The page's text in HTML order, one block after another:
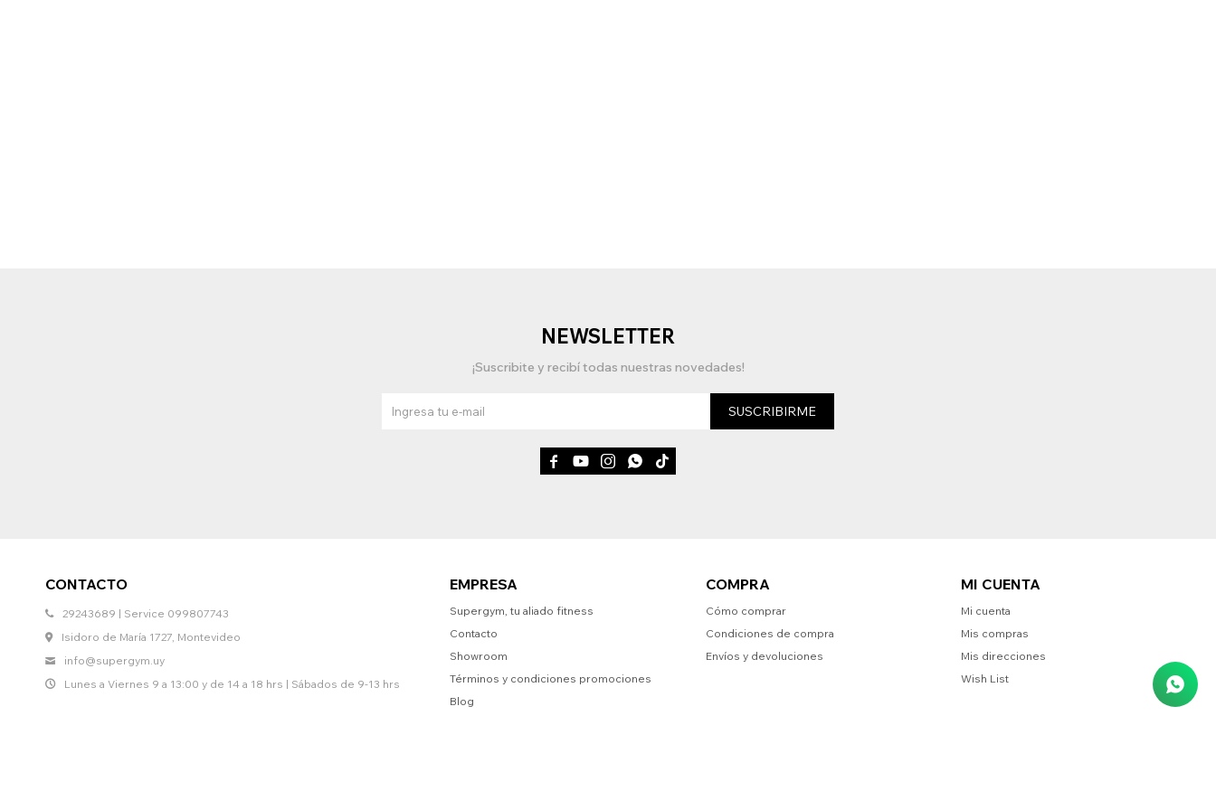
CONTACTO
29243689 | Service 099807743
Isidoro de María 1727, Montevideo
info@supergym.uy
Lunes a Viernes 9 a 13:00 y de 14 a 18 hrs | Sábados de 9-13 hrs
EMPRESA
Supergym, tu aliado fitness
Contacto
Showroom
Términos y condiciones promociones
Blog
COMPRA
Cómo comprar
Condiciones de compra
Envíos y devoluciones
MI CUENTA
Mi cuenta
Mis compras
Mis direcciones
Wish List
NEWSLETTER
¡Suscribite y recibí todas nuestras novedades!
SUSCRIBIRME
    